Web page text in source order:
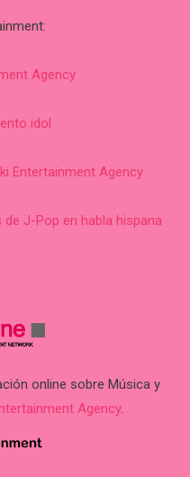
Agency
idol
Entertainment Agency
J-Pop en habla hispana
online sobre Música y
Agency.